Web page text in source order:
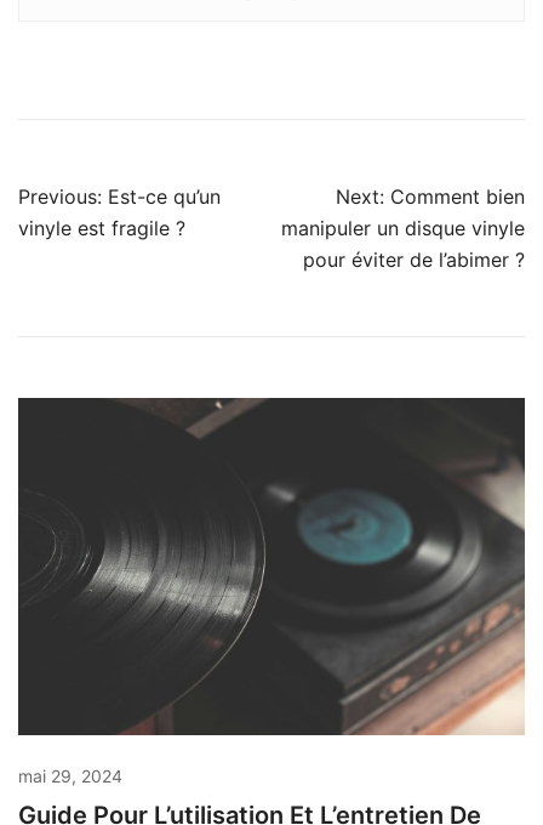
Navigation
de
Previous: Est-ce qu’un
vinyle est fragile ?
Next: Comment bien
manipuler un disque vinyle
pour éviter de l’abimer ?
mai 29, 2024
Guide Pour L’utilisation Et L’entretien De